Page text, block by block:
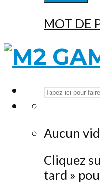
MOT DE
Aucun
Cliquez
tard »